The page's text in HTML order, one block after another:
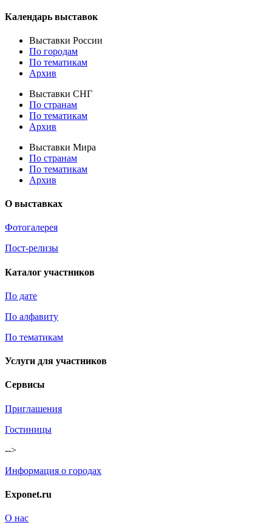
Календарь выставок
Выставки России
По городам
По тематикам
Архив
Выставки СНГ
По странам
По тематикам
Архив
Выставки Мира
По странам
По тематикам
Архив
О выставках
Фотогалерея
Пост-релизы
Каталог участников
По дате
По алфавиту
По тематикам
Услуги для участников
Сервисы
Приглашения
Гостиницы
-->
Информация о городах
Exponet.ru
О нас